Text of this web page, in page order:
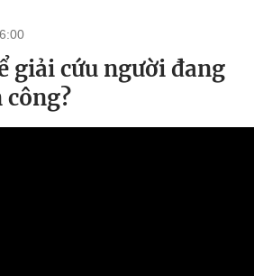
giải cứu người đang
công?